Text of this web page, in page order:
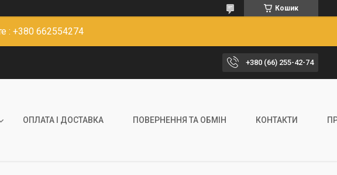
Кошик
: +380 662554274
+380 (66) 255-42-74
ОПЛАТА І ДОСТАВКА ПОВЕРНЕННЯ ТА ОБМІН КОНТАКТИ